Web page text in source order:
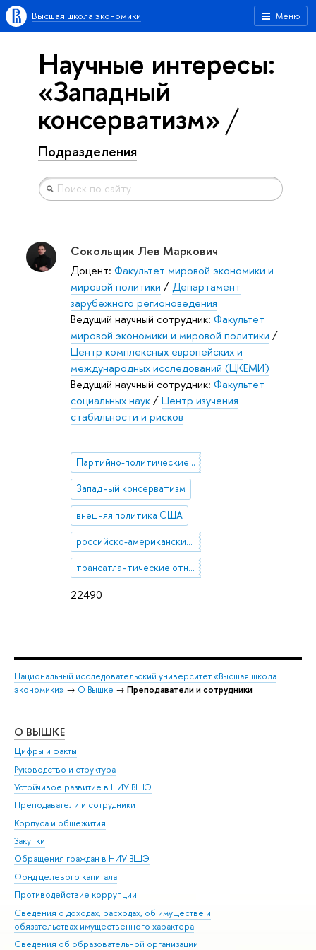
Меню
Высшая школа экономики
Научные интересы:
«Западный
консерватизм»
Подразделения
22490
Сокольщик Лев Маркович
Доцент: Факультет мировой экономики и
мировой политики /Департамент
зарубежного регионоведения
Ведущий научный сотрудник: Факультет
мировой экономики и мировой политики /
Центр комплексных европейских и
международных исследований (ЦКЕМИ)
Ведущий научный сотрудник: Факультет
социальных наук/Центр изучения
стабильности и рисков
Партийно-политические процессы в США
Западный консерватизм
внешняя политика США
российско-американские отношения
трансатлантические отношения
Национальный исследовательский университет «Высшая школа
экономики» → О Вышке → Преподаватели и сотрудники
О ВЫШКЕ
Цифры и факты
Руководство и структура
Устойчивое развитие в НИУ ВШЭ
Преподаватели и сотрудники
Корпуса и общежития
Закупки
Обращения граждан в НИУ ВШЭ
Фонд целевого капитала
Противодействие коррупции
Сведения о доходах, расходах, об имуществе и
обязательствах имущественного характера
Сведения об образовательной организации